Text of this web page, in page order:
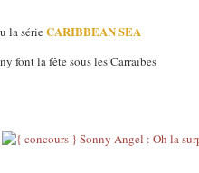
la sérieCARIBBEAN SEA
font la fête sous les Carraïbes